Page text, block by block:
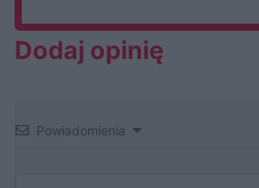
Dodaj opinię
Powiadomienia